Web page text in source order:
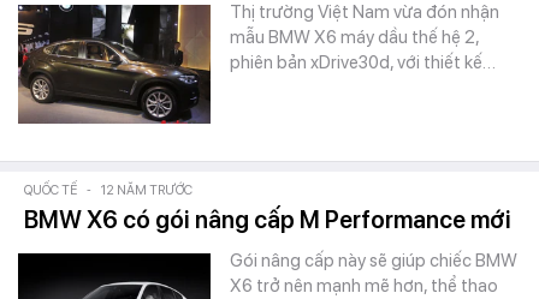
Thị trường Việt Nam vừa đón nhận
mẫu BMW X6 máy dầu thế hệ 2,
phiên bản xDrive30d, với thiết kế…
QUỐC TẾ - 12 NĂM TRƯỚC
BMW X6 có gói nâng cấp M Performance mới
Gói nâng cấp này sẽ giúp chiếc BMW
X6 trở nên mạnh mẽ hơn, thể thao